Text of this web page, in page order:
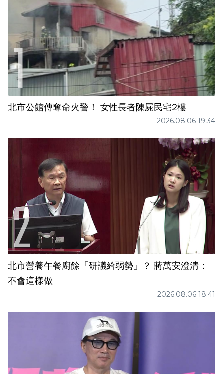
北市公館傳奪命火警！ 女性長者陳屍民宅2樓
2026.08.06 19:34
北市營養午餐廚餘「研議給弱勢」？ 蔣萬安澄清：
不會這樣做
2026.08.06 18:41